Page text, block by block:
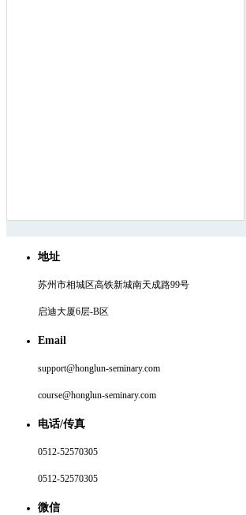
地址
苏州市相城区高铁新城南天成路99号
启迪大厦6层-B区
Email
support@honglun-seminary.com
course@honglun-seminary.com
电话/传真
0512-52570305
0512-52570305
微信